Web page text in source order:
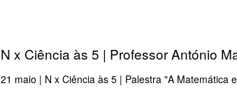
N x Ciência às 5 | Professor António
21 maio | N x Ciência às 5 | Palestra "A Matemática